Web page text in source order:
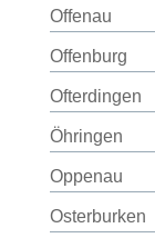
Offenau
Offenburg
Ofterdingen
Öhringen
Oppenau
Osterburken